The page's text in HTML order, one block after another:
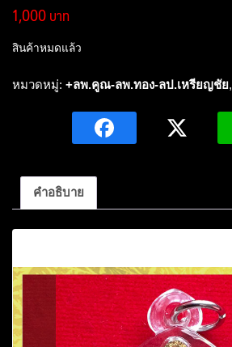
1,000
สินค้าหมดแล้ว
หมวดหมู่: +ลพ.คูณ-ลพ.ทอง-ลป.เหรียญชัย,
คำอธิบาย